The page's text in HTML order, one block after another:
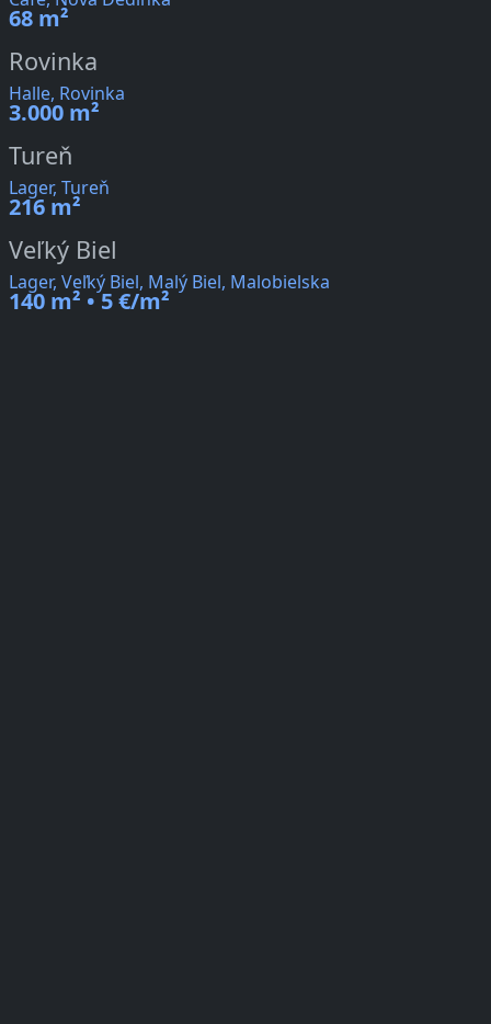
68 m²
Rovinka
Halle, Rovinka
3.000 m²
Tureň
Lager, Tureň
216 m²
Veľký Biel
Lager, Veľký Biel, Malý Biel, Malobielska
140 m² • 5 €/m²